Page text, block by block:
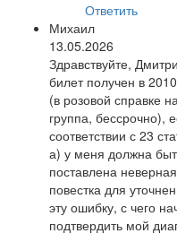
Ответить
Михаил
13.05.2026
Здравствуйте,
билет получен в
(в розовой справке
группа, бессрочно),
соответствии с 23
а) у меня должна
поставлена
повестка для
эту ошибку, с чего
подтвердить мой